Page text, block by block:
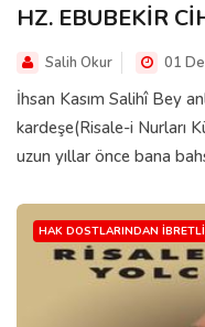
HZ. EBUBEKİR
Salih Okur 01
İhsan Kasım Salihî Bey
kardeşe(Risale-i Nurları
uzun yıllar önce bana
HAK DOSTLARINDAN